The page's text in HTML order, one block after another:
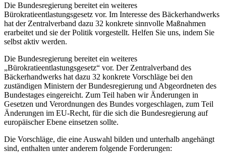
Die Bundesregierung bereitet ein weiteres
Bürokratieentlastungsgesetz vor. Im Interesse des Bäckerhandwerks
hat der Zentralverband dazu 32 konkrete sinnvolle Maßnahmen
erarbeitet und sie der Politik vorgestellt. Helfen Sie uns, indem Sie
selbst aktiv werden.
Die Bundesregierung bereitet ein weiteres
„Bürokratieentlastungsgesetz“ vor. Der Zentralverband des
Bäckerhandwerks hat dazu 32 konkrete Vorschläge bei den
zuständigen Ministern der Bundesregierung und Abgeordneten des
Bundestages eingereicht. Zum Teil haben wir Änderungen in
Gesetzen und Verordnungen des Bundes vorgeschlagen, zum Teil
Änderungen im EU-Recht, für die sich die Bundesregierung auf
europäischer Ebene einsetzen sollte.
Die Vorschläge, die eine Auswahl bilden und unterhalb angehängt
sind, enthalten unter anderem folgende Forderungen: